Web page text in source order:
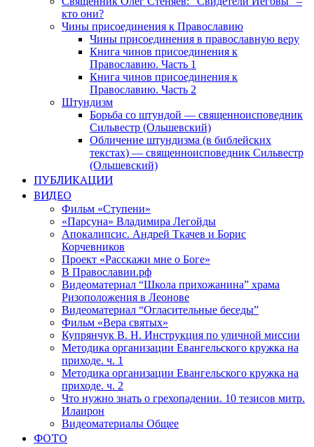
кто они?
Чины присоединения к Православию
Чины присоединения в православную веру
Книга чинов присоединения к
Православию. Часть 1
Книга чинов присоединения к
Православию. Часть 2
Штундизм
Борьба со штундой — священноисповедник
Сильвестр (Ольшевский)
Обличение штундизма (в библейских
текстах) — священноисповедник Сильвестр
(Ольшевский)
ПУБЛИКАЦИИ
ВИДЕО
Фильм «Ступени»
«Парсуна» Владимира Легойды
Апокалипсис. Андрей Ткачев и Борис
Корчевников
Проект «Расскажи мне о Боге»
В Православии.рф
Видеоматериал “Школа прихожанина” храма
Ризоположения в Леонове
Видеоматериал “Огласительные беседы”
Фильм «Вера святых»
Купрянчук В. Н. Инструкция по уличной миссии
Методика организации Евангельского кружка на
приходе. ч. 1
Методика организации Евангельского кружка на
приходе. ч. 2
Что нужно знать о грехопадении. 10 тезисов митр.
Илаирон
Видеоматериалы Общее
ФОТО